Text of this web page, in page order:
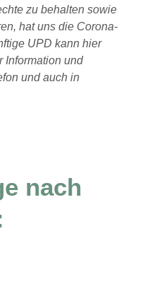
zu behalten sowie
hat uns die Corona-
UPD kann hier
Information und
und auch in
nach